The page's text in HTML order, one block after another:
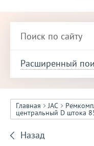
Расширенный
Главная JAC
центральный D штока
Назад